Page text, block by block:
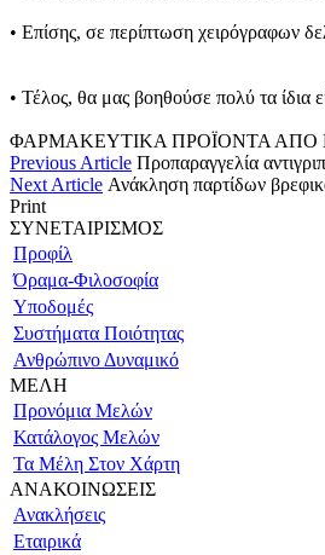
• Επίσης, σε περίπτωση χειρόγραφων
• Τέλος, θα μας βοηθούσε πολύ τα ίδια
ΦΑΡΜΑΚΕΥΤΙΚΑ ΠΡΟΪΟΝΤΑ ΑΠΟ
Previous Article Προπαραγγελία
Next Article Ανάκληση παρτίδων
Print
ΣΥΝΕΤΑΙΡΙΣΜΟΣ
Προφίλ
Όραμα-Φιλοσοφία
Υποδομές
Συστήματα Ποιότητας
Ανθρώπινο Δυναμικό
ΜΕΛΗ
Προνόμια Μελών
Κατάλογος Μελών
Τα Μέλη Στον Χάρτη
ΑΝΑΚΟΙΝΩΣΕΙΣ
Ανακλήσεις
Εταιρικά